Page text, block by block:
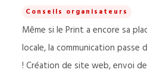
Conseils organisateurs
Même si le Print a encore sa
locale, la communication passe
! Création de site web, envoi de